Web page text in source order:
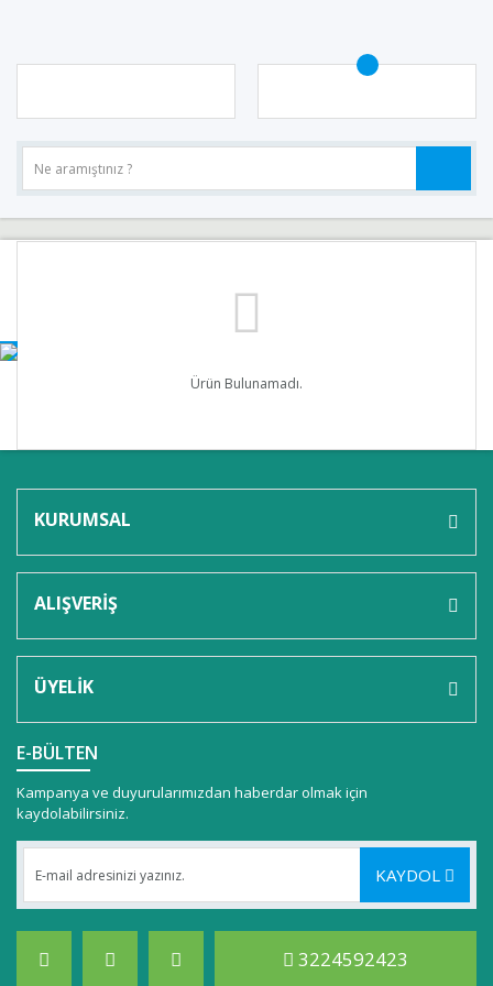
Ürün Bulunamadı.
KURUMSAL
ALIŞVERİŞ
ÜYELİK
E-BÜLTEN
Kampanya ve duyurularımızdan haberdar olmak için
kaydolabilirsiniz.
KAYDOL
3224592423